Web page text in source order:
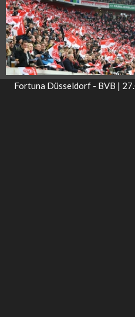
Fortuna Düsseldorf - BVB |